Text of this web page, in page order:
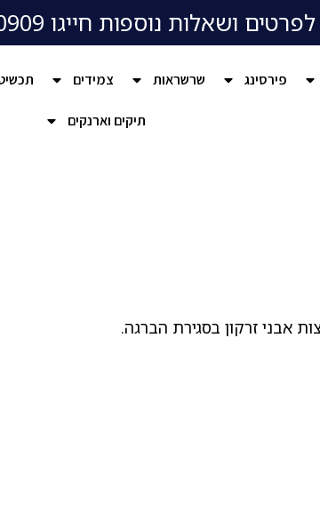
לפרטים ושאלות נוספות חייגו 054-9960909
פירסינג שרשראות צמידים
תיקים וארנקים